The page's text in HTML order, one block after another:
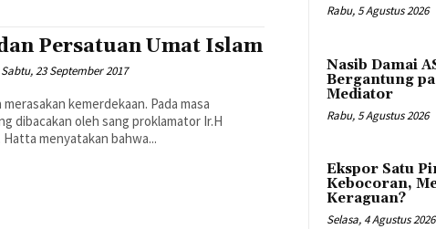
Persatuan Umat Islam
Sabtu, 23 September 2017
kemerdekaan. Pada masa
dibacakan oleh sang proklamator Ir.H
menyatakan bahwa...
Rabu, 5 Agustus 2026
Nasib Damai
Bergantung
Mediator
Rabu, 5 Agustus 2026
Ekspor Satu
Kebocoran,
Keraguan?
Selasa, 4 Agustus 2026